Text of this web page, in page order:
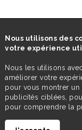
Nous utilisons des
votre expérience
Nous les utilisons
améliorer votre
pour vous montrer
publicités ciblées,
pour comprendre la